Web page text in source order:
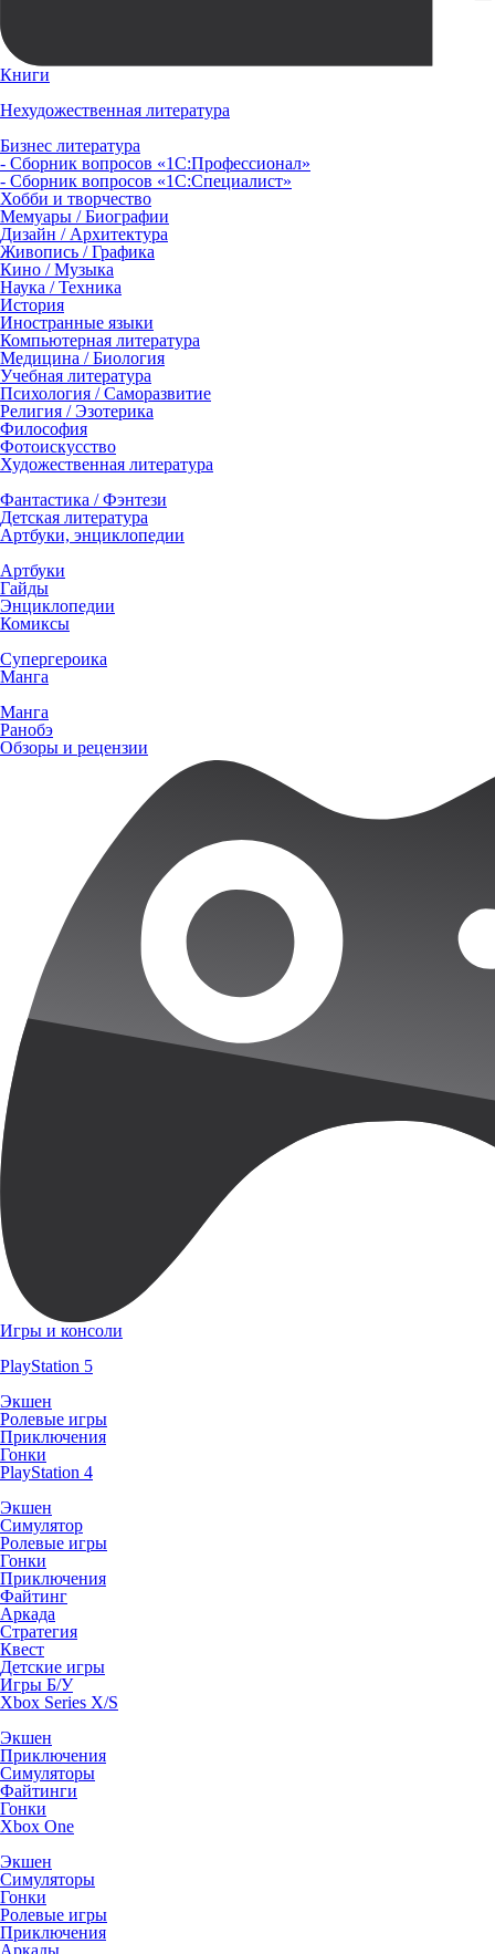
Книги
Нехудожественная литература
Бизнес литература
- Сборник вопросов «1С:Профессионал»
- Сборник вопросов «1С:Специалист»
Хобби и творчество
Мемуары / Биографии
Дизайн / Архитектура
Живопись / Графика
Кино / Музыка
Наука / Техника
История
Иностранные языки
Компьютерная литература
Медицина / Биология
Учебная литература
Психология / Саморазвитие
Религия / Эзотерика
Философия
Фотоискусство
Художественная литература
Фантастика / Фэнтези
Детская литература
Артбуки, энциклопедии
Артбуки
Гайды
Энциклопедии
Комиксы
Супергероика
Манга
Манга
Ранобэ
Обзоры и рецензии
Игры и консоли
PlayStation 5
Экшен
Ролевые игры
Приключения
Гонки
PlayStation 4
Экшен
Симулятор
Ролевые игры
Гонки
Приключения
Файтинг
Аркада
Стратегия
Квест
Детские игры
Игры Б/У
Xbox Series X/S
Экшен
Приключения
Симуляторы
Файтинги
Гонки
Xbox One
Экшен
Симуляторы
Гонки
Ролевые игры
Приключения
Аркады